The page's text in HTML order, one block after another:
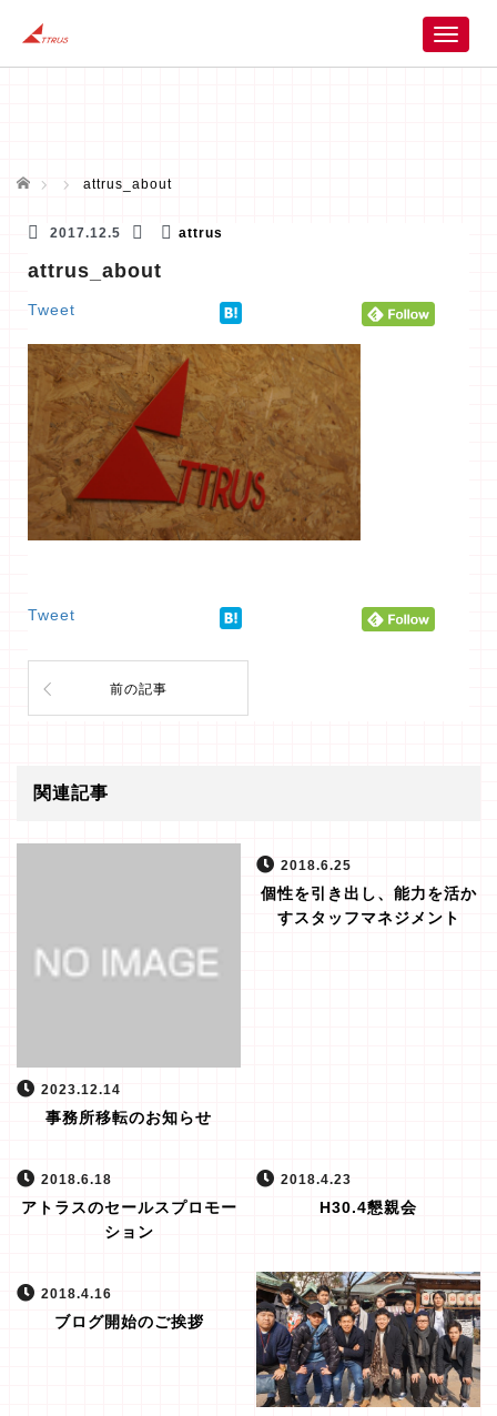
T
ホーム attrus_about
2017.12.5 attrus
attrus_about
Tweet
Tweet
前の記事
関連記事
2023.12.14
事務所移転のお知らせ
2018.6.25
個性を引き出し、能力を活か
すスタッフマネジメント
2018.6.18
アトラスのセールスプロモー
ション
2018.4.23
H30.4懇親会
2018.4.16
ブログ開始のご挨拶